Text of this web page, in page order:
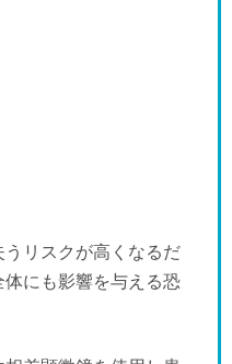
リスクが高くなるだ
にも影響を与える恐